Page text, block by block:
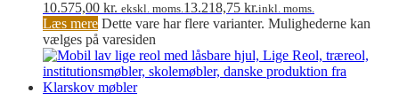
10.575,00 kr. ekskl. moms. 13.218,75 kr.inkl. moms.
Læs mere Dette vare har flere varianter. Mulighederne kan
vælges på varesiden